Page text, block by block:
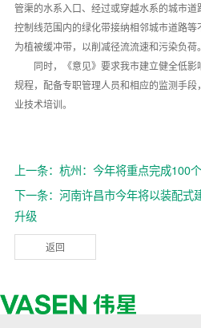
管渠的水系入口、经过或穿越水系的城市
控制线范围内的绿化带接纳相邻城市道路
为植被缓冲带，以削减径流流速和污染负荷。
同时，《意见》要求我市建立健全低影
规程，配备专职管理人员和相应的监测手
业技术培训。
上一条：杭州：今年将重点完成100
下一条：河南许昌市今年将以装配式
升级
返回